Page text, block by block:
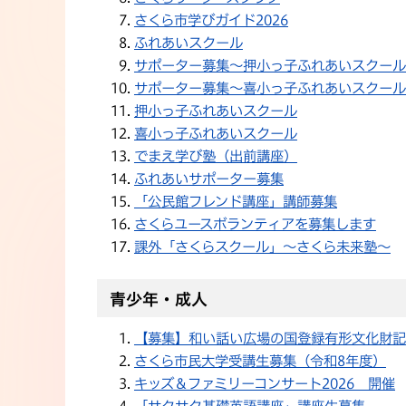
さくら市学びガイド2026
ふれあいスクール
サポーター募集〜押小っ子ふれあいスクー
サポーター募集〜喜小っ子ふれあいスクー
押小っ子ふれあいスクール
喜小っ子ふれあいスクール
でまえ学び塾（出前講座）
ふれあいサポーター募集
「公民館フレンド講座」講師募集
さくらユースボランティアを募集します
課外「さくらスクール」〜さくら未来塾〜
青少年・成人
【募集】和い話い広場の国登録有形文化財
さくら市民大学受講生募集（令和8年度）
キッズ＆ファミリーコンサート2026 開催